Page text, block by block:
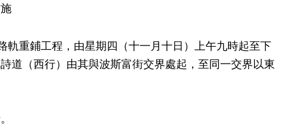
重鋪工程，由星期四（十一月十日）上午九時起至下
道（西行）由其與波斯富街交界處起，至同一交界以東